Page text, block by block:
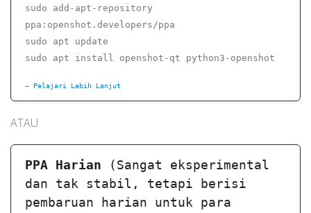
sudo add-apt-repository
ppa:openshot.developers/ppa
sudo apt update
sudo apt install openshot-qt python3-openshot
Pelajari Lebih Lanjut
ATAU
PPA Harian (Sangat eksperimental
dan tak stabil, tetapi berisi
pembaruan harian untuk para